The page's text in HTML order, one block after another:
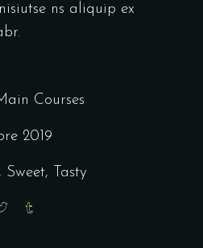
ns aliquip ex
Courses
2019
, Sweet, Tasty